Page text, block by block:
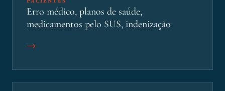
Erro médico, planos de saúde,
medicamentos pelo SUS, indenização
→